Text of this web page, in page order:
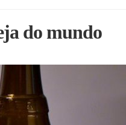
do mundo